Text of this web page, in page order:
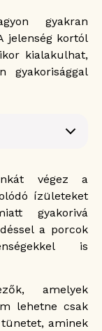
gyakran
jelenség kortól
kialakulhat,
gyakorisággal
kiváltó
végez a
ízületeket
gyakorivá
a porcok
is
amelyek
lehetne csak
aminek